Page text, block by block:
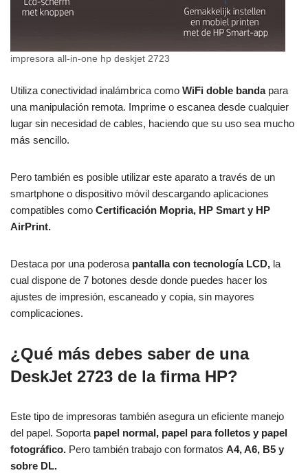
impresora all-in-one hp deskjet 2723
Utiliza conectividad inalámbrica como WiFi doble banda para
una manipulación remota. Imprime o escanea desde cualquier
lugar sin necesidad de cables, haciendo que su uso sea mucho
más sencillo.
Pero también es posible utilizar este aparato a través de un
smartphone o dispositivo móvil descargando aplicaciones
compatibles como Certificación Mopria, HP Smart y HP
AirPrint.
Destaca por una poderosa pantalla con tecnología LCD, la
cual dispone de 7 botones desde donde puedes hacer los
ajustes de impresión, escaneado y copia, sin mayores
complicaciones.
¿Qué más debes saber de una
DeskJet 2723 de la firma HP?
Este tipo de impresoras también asegura un eficiente manejo
del papel. Soporta papel normal, papel para folletos y papel
fotográfico. Pero también trabajo con formatos A4, A6, B5 y
sobre DL.